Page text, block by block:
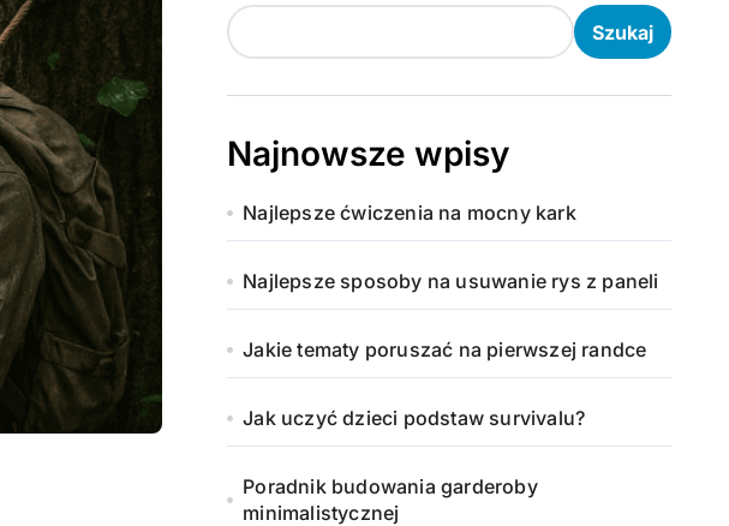
Szukaj
Najnowsze wpisy
Najlepsze ćwiczenia na mocny kark
Najlepsze sposoby na usuwanie rys z paneli
Jakie tematy poruszać na pierwszej randce
Jak uczyć dzieci podstaw survivalu?
Poradnik budowania garderoby
minimalistycznej